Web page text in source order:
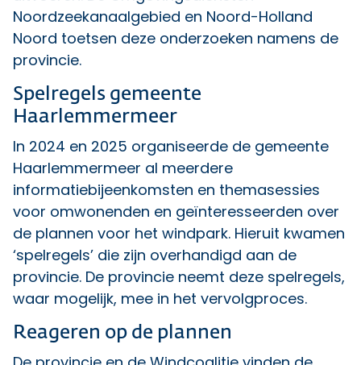
Noordzeekanaalgebied en Noord-Holland
Noord toetsen deze onderzoeken namens de
provincie.
Spelregels gemeente
Haarlemmermeer
In 2024 en 2025 organiseerde de gemeente
Haarlemmermeer al meerdere
informatiebijeenkomsten en themasessies
voor omwonenden en geïnteresseerden over
de plannen voor het windpark. Hieruit kwamen
‘spelregels’ die zijn overhandigd aan de
provincie. De provincie neemt deze spelregels,
waar mogelijk, mee in het vervolgproces.
Reageren op de plannen